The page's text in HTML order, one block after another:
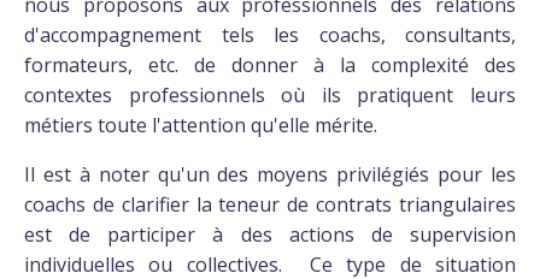
d'accompagnement tels les coachs, consultants,
formateurs, etc. de donner à la complexité des
contextes professionnels où ils pratiquent leurs
métiers toute l'attention qu'elle mérite.
Il est à noter qu'un des moyens privilégiés pour les
coachs de clarifier la teneur de contrats triangulaires
est de participer à des actions de supervision
individuelles ou collectives. Ce type de situation